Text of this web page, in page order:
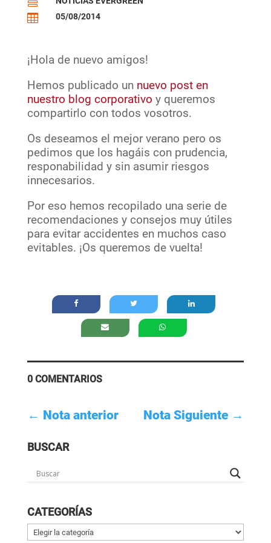
 05/08/2014
¡Hola de nuevo amigos!
Hemos publicado un nuevo post en
nuestro blog corporativo y queremos
compartirlo con todos vosotros.
Os deseamos el mejor verano pero os
pedimos que los hagáis con prudencia,
responabilidad y sin asumir riesgos
innecesarios.
Por eso hemos recopilado una serie de
recomendaciones y consejos muy útiles
para evitar accidentes en muchos caso
evitables. ¡Os queremos de vuelta!
0 COMENTARIOS
← Nota anterior Nota Siguiente →
BUSCAR
CATEGORÍAS
Categorías